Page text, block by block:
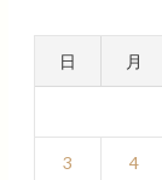
日 月
3 4